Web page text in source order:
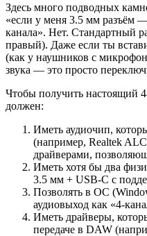
Здесь много подводных
«если у меня 3.5 мм разъём
канала». Нет. Стандартный
правый). Даже если ты
(как у наушников с
звука — это просто
Чтобы получить настоящий
должен:
Иметь аудиочип,
(например, Realtek
драйверами,
Иметь хотя бы два
3.5 мм + USB-C с
Позволять в ОС
аудиовыход как «4-
Иметь драйверы,
передаче в DAW